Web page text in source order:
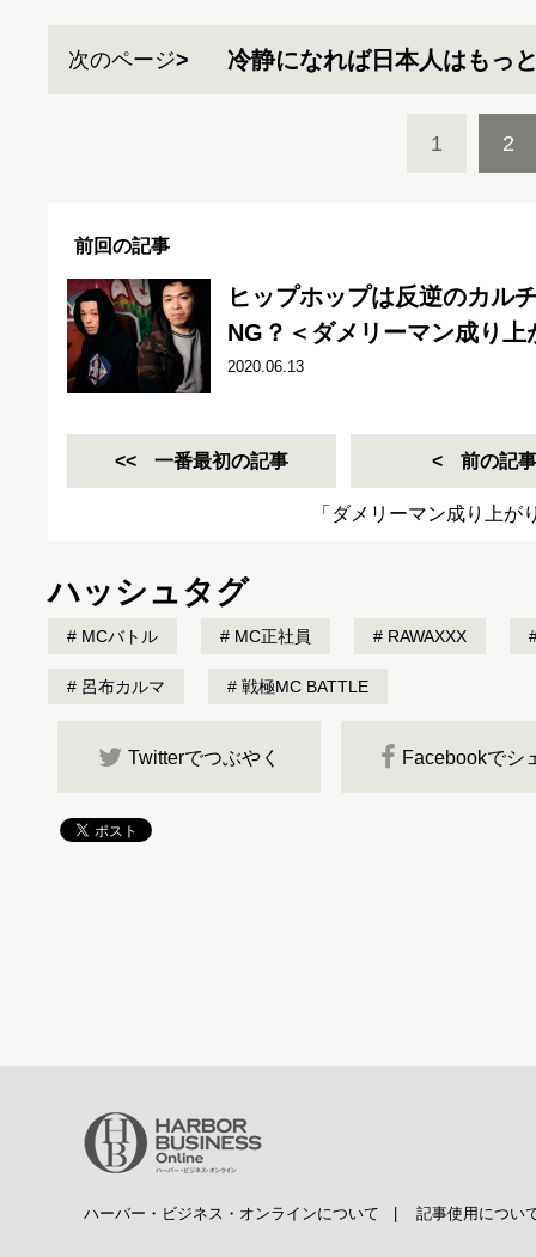
次のページ 冷静になれば日本人はもっ
1 2
前回の記事
ヒップホップは反逆のカル
NG？＜ダメリーマン成り
2020.06.13
一番最初の記事 前の記事
「ダメリーマン成り上が
ハッシュタグ
MCバトル MC正社員 RAWAXXX
呂布カルマ 戦極MC BATTLE
Twitterでつぶやく Facebookでシ
ハーバー・ビジネス・オンラインについて 記事使用につい